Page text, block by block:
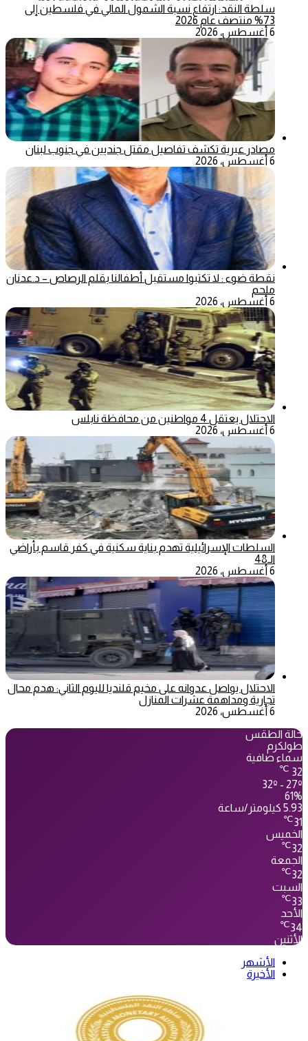
سلطة النقد: ارتفاع نسبة الشمول المالي في فلسطين إلى
73% منتصف عام 2026
6 أغسطس، 2026
مصادر عبرية تكشف تفاصيل مقتل جنديين في جنوب لبنان
6 أغسطس، 2026
نقطة ضوء : لا تكتبوا مستقبل أطفالنا بقلم الرصاص – د.عدنان
ملحم
6 أغسطس، 2026
الاحتلال يعتقل 4 مواطنين من محافظة نابلس
6 أغسطس، 2026
السلطات الإسرائيلية تهدم بناية سكنية في كفر قاسم بأراضي
الـ48
6 أغسطس، 2026
الاحتلال يواصل عدوانه على مخيم قلنديا لليوم الثاني: هدم محال
تجارية ومداهمة عشرات المنازل
6 أغسطس، 2026
حالة الطقس
طولكرم
سماء صافية
32
℃
32º - 27º
61%
5.93 كيلومتر/ساعة
31
℃
الخميس
32
℃
الجمعة
32
℃
السبت
33
℃
الأحد
34
℃
الأثنين
الأشهر
الأخيرة